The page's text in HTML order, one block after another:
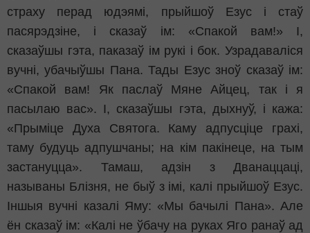
страху перад юдэямі, прыйшоў Езус і стаў
пасярэдзіне, і сказаў ім: «Спакой вам!» І,
сказаўшы гэта, паказаў ім рукі і бок. Узрадаваліся
вучні, убачыўшы Пана. Тады Езус зноў сказаў ім:
«Спакой вам! Як паслаў Мяне Айцец, так і я
пасылаю вас». І, сказаўшы гэта, дыхнуў, і кажа:
«Прыміце Духа Святога. Каму адпусціце грахі,
таму будуць адпушчаны; на кім пакінеце, на тым
застануцца». Тамаш, адзін з Дванаццаці,
называны Блізня, не быў з імі, калі прыйшоў Езус.
Іншыя вучні казалі Яму: «Мы бачылі Пана». Але
ён сказаў ім: «Калі не ўбачу на руках Яго ранаў ад